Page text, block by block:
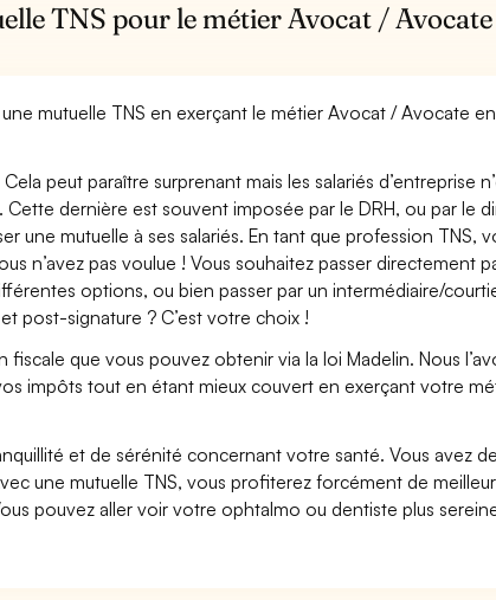
TNS pour le métier Avocat /
mutuelle TNS en exerçant le métier Avocat / Avocate
peut paraître surprenant mais les salariés d’entreprise
dernière est souvent imposée par le DRH, ou par le
une mutuelle à ses salariés. En tant que profession TNS,
n’avez pas voulue ! Vous souhaitez passer directement
options, ou bien passer par un intermédiaire/
post-signature ? C’est votre choix !
fiscale que vous pouvez obtenir via la loi Madelin. Nous
impôts tout en étant mieux couvert en exerçant votre
et de sérénité concernant votre santé. Vous avez
une mutuelle TNS, vous profiterez forcément de
pouvez aller voir votre ophtalmo ou dentiste plus